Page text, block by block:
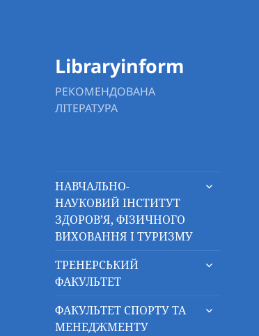
Libraryinform
РЕКОМЕНДОВАНА
ЛІТЕРАТУРА
НАВЧАЛЬНО-
НАУКОВИЙ ІНСТИТУТ
ЗДОРОВ’Я, ФІЗИЧНОГО
ВИХОВАННЯ І ТУРИЗМУ
розгорнути
ТРЕНЕРСЬКИЙ
ФАКУЛЬТЕТ
розгорнути
ФАКУЛЬТЕТ СПОРТУ ТА
МЕНЕДЖМЕНТУ
розгорнути